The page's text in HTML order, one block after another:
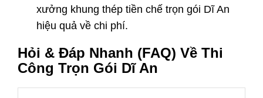
xưởng khung thép tiền chế trọn gói Dĩ An
hiệu quả về chi phí.
Hỏi & Đáp Nhanh (FAQ) Về Thi
Công Trọn Gói Dĩ An